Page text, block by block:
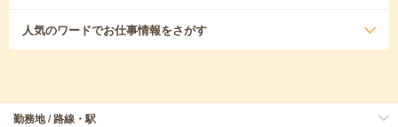
人気のワードでお仕事情報をさがす
勤務地 / 路線・駅